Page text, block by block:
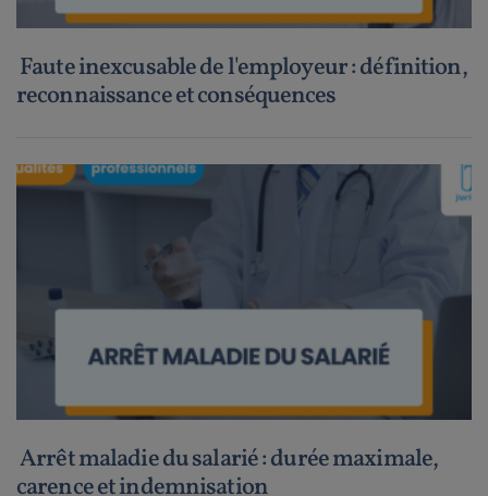
Faute inexcusable de l'employeur : définition,
reconnaissance et conséquences
Arrêt maladie du salarié : durée maximale,
carence et indemnisation